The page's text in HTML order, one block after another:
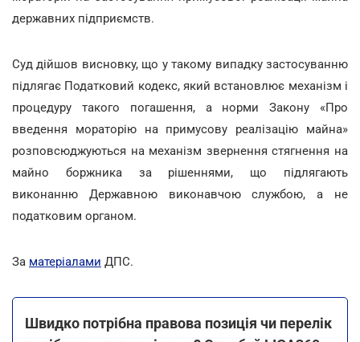
державних підприємств.
Суд дійшов висновку, що у такому випадку застосуванню
підлягає Податковий кодекс, який встановлює механізм і
процедуру такого погашення, а норми Закону «Про
введення мораторію на примусову реалізацію майна»
розповсюджуються на механізм звернення стягнення на
майно боржника за рішеннями, що підлягають
виконанню Державною виконавчою службою, а не
податковим органом.
За матеріалами ДПС.
Швидко потрібна правова позиція чи перелік